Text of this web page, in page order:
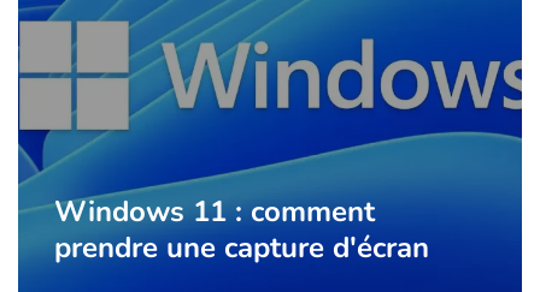
Windows 11 : comment
prendre une capture d'écran